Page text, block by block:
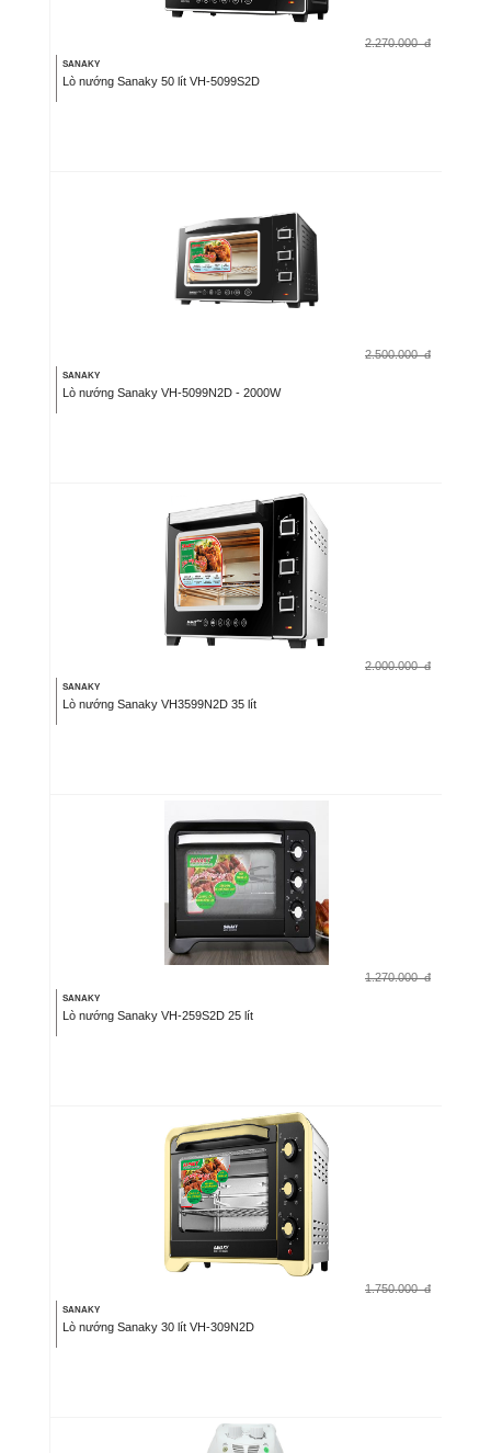
2.270.000 đ
SANAKY
Lò nướng Sanaky 50 lít VH-5099S2D
2.500.000 đ
SANAKY
Lò nướng Sanaky VH-5099N2D - 2000W
2.000.000 đ
SANAKY
Lò nướng Sanaky VH3599N2D 35 lít
1.270.000 đ
SANAKY
Lò nướng Sanaky VH-259S2D 25 lít
1.750.000 đ
SANAKY
Lò nướng Sanaky 30 lít VH-309N2D